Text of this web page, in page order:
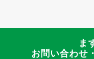
ま
お問い合わせ